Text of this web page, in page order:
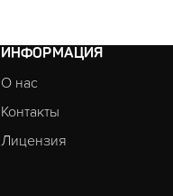
ИНФОРМАЦИЯ
О нас
Контакты
Лицензия